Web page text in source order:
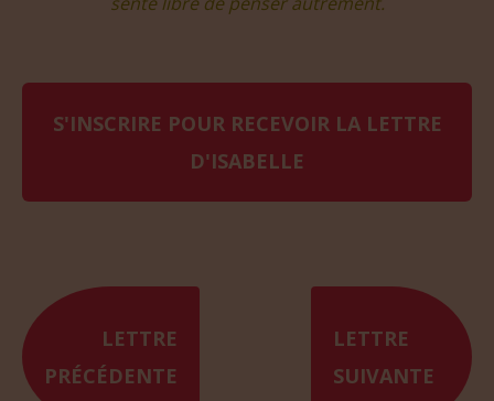
S'INSCRIRE POUR RECEVOIR LA LETTRE
D'ISABELLE
LETTRE
PRÉCÉDENTE
LETTRE
SUIVANTE